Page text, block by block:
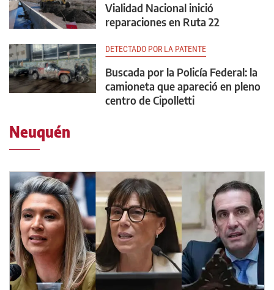
Vialidad Nacional inició
reparaciones en Ruta 22
DETECTADO POR LA PATENTE
Buscada por la Policía Federal: la
camioneta que apareció en pleno
centro de Cipolletti
Neuquén